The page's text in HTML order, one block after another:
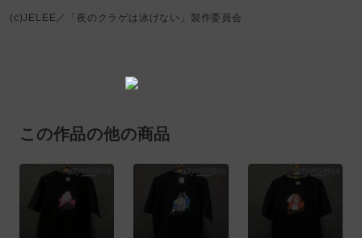
(c)JELEE／「夜のクラゲは泳げない」製作委員会
この作品の他の商品